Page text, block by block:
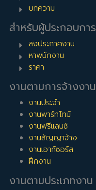
บทความ
สำหรับผู้ประกอบการ
ลงประกาศงาน
หาพนักงาน
ราคา
งานตามการจ้างงาน
งานประจำ
งานพาร์ทไทม์
งานฟรีแลนซ์
งานสัญญาจ้าง
งานเอาท์ซอร์ส
ฝึกงาน
งานตามประเภทงาน